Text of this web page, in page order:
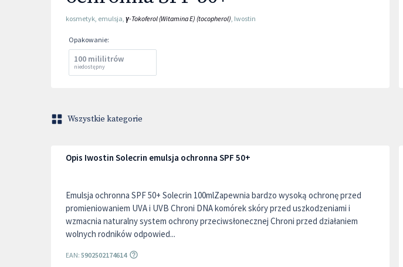
kosmetyk, emulsja, γ-Tokoferol (Witamina E) (tocopherol), Iwostin
Opakowanie:
100 mililitrów
niedostępny
Wszystkie kategorie
Opis Iwostin Solecrin emulsja ochronna SPF 50+
Emulsja ochronna SPF 50+ Solecrin 100mlZapewnia bardzo wysoką ochronę przed
promieniowaniem UVA i UVB Chroni DNA komórek skóry przed uszkodzeniami i
wzmacnia naturalny system ochrony przeciwsłonecznej Chroni przed działaniem
wolnych rodników odpowied...
EAN: 5902502174614